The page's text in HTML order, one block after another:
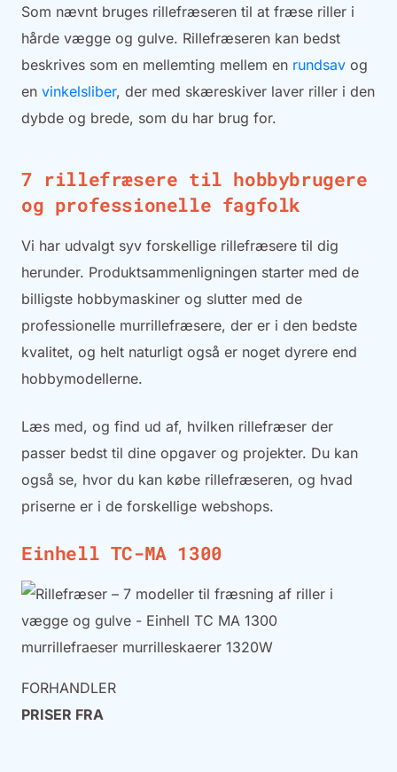
Som nævnt bruges rillefræseren til at fræse riller i
hårde vægge og gulve. Rillefræseren kan bedst
beskrives som en mellemting mellem en rundsav og
en vinkelsliber, der med skæreskiver laver riller i den
dybde og brede, som du har brug for.
7 rillefræsere til hobbybrugere
og professionelle fagfolk
Vi har udvalgt syv forskellige rillefræsere til dig
herunder. Produktsammenligningen starter med de
billigste hobbymaskiner og slutter med de
professionelle murrillefræsere, der er i den bedste
kvalitet, og helt naturligt også er noget dyrere end
hobbymodellerne.
Læs med, og find ud af, hvilken rillefræser der
passer bedst til dine opgaver og projekter. Du kan
også se, hvor du kan købe rillefræseren, og hvad
priserne er i de forskellige webshops.
Einhell TC-MA 1300
FORHANDLER
PRISER FRA